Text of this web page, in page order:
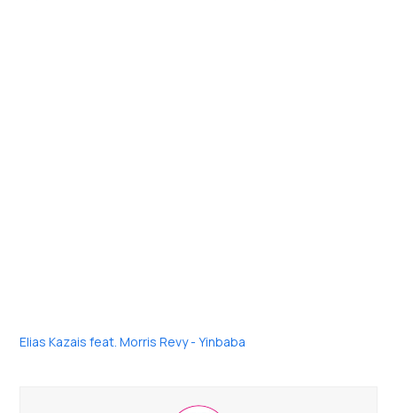
Elias Kazais feat. Morris Revy - Yinbaba